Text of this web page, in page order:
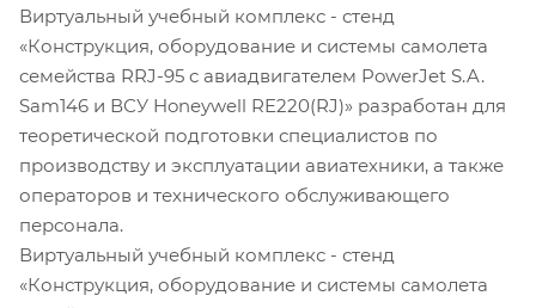
Виртуальный учебный комплекс - стенд
«Конструкция, оборудование и системы самолета
семейства RRJ-95 с авиадвигателем PowerJet S.A.
Sam146 и ВСУ Honeywell RE220(RJ)» разработан для
теоретической подготовки специалистов по
производству и эксплуатации авиатехники, а также
операторов и технического обслуживающего
персонала.
Виртуальный учебный комплекс - стенд
«Конструкция, оборудование и системы самолета